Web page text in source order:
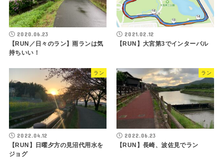
2020.06.23
【RUN／日々のラン】雨ランは気
持ちいい！
2021.02.12
【RUN】大宮第3でインターバル
ラン
2022.04.12
【RUN】日曜夕方の見沼代用水を
ジョグ
ラン
2022.06.23
【RUN】長崎、波佐見でラン